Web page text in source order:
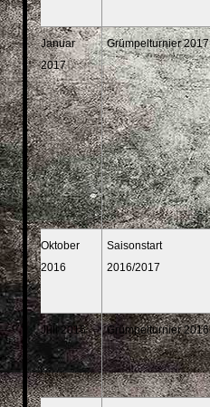
Januar
2017
Grümpelturnier 2017
Oktober
2016
Saisonstart
2016/2017
Juli 2016 Grümpelturnier 2016